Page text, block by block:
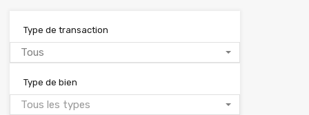
Type de transaction
Tous
Type de bien
Tous les types